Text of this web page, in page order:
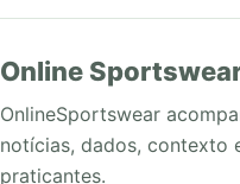
Online
OnlineSportswear
notícias, dados, contexto
praticantes.